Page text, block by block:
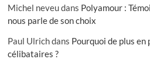
Michel neveudans Polyamour :
nous parle de son choix
Paul Ulrichdans Pourquoi de plus
célibataires ?